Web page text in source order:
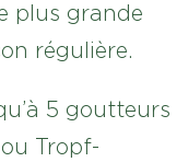
plus grande
régulière.
5 goutteurs
Tropf-